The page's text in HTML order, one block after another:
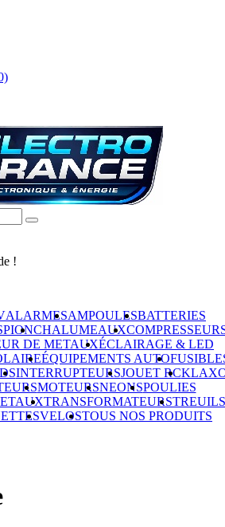
!
ALARMESAMPOULESBATTERIES
CHALUMEAUX
DE METAUXÉCLAIRAGE & LED
ÉQUIPEMENTS AUTO
INTERRUPTEURSJOUET RC
MOTEURSNEONSPOULIES
TRANSFORMATEURSTREUILS
VELOSTOUS NOS PRODUITS